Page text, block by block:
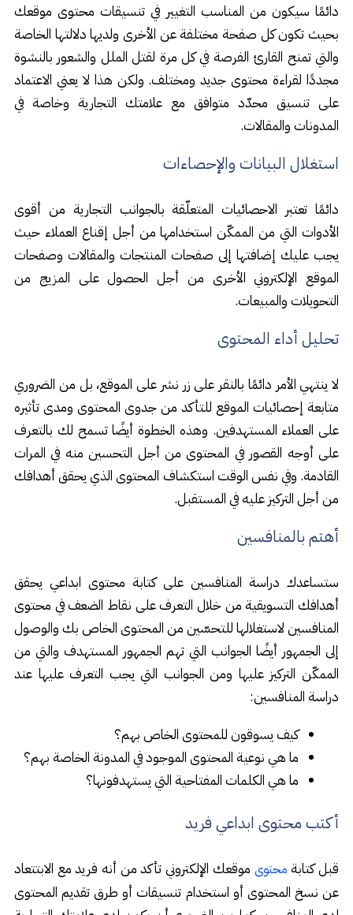
دائمًا سيكون من المناسب التغيير في تنسيقات محتوى موقعك
بحيث تكون كل صفحة مختلفة عن الأخرى ولديها دلالتها الخاصة
والتي تمنح القارئ الفرصة في كل مرة لقتل الملل والشعور بالنشوة
مجددًا لقراءة محتوى جديد ومختلف. ولكن هذا لا يعني الاعتماد
على تنسيق محدّد متوافق مع علامتك التجارية وخاصة في
المدونات والمقالات.
استغلال البيانات والإحصاءات
دائمًا تعتبر الاحصائيات المتعلّقة بالجوانب التجارية من أقوى
الأدوات التي من الممكّن استخدامها من أجل إقناع العملاء حيث
يجب عليك إضافتها إلى صفحات المنتجات والمقالات وصفحات
الموقع الإلكتروني الأخرى من أجل الحصول على المزيج من
التحويلات والمبيعات.
تحليل أداء المحتوى
لا ينتهي الأمر دائمًا بالنقر على زر نشر على الموقع، بل من الضروري
متابعة إحصائيات الموقع للتأكد من جدوى المحتوى ومدى تأثيره
على العملاء المستهدفين. وهذه الخطوة أيضًا تسمح لك بالتعرف
على أوجه القصور في المحتوى من أجل التحسين منه في المرات
القادمة. وفي نفس الوقت استكشاف المحتوى الذي يحقق أهدافك
من أجل التركيز عليه في المستقبل.
أهتم بالمنافسين
ستساعدك دراسة المنافسين على كتابة محتوى ابداعي يحقق
أهدافك التسويقية من خلال التعرف على نقاط الضعف في محتوى
المنافسين لاستغلالها للتحسّين من المحتوى الخاص بك والوصول
إلى الجمهور أيضًا الجوانب التي تهم الجمهور المستهدف والتي من
الممكّن التركيز عليها ومن الجوانب التي يجب التعرف عليها عند
دراسة المنافسين:
كيف يسوقون للمحتوى الخاص بهم؟
ما هي نوعية المحتوى الموجود في المدونة الخاصة بهم؟
ما هي الكلمات المفتاحية التي يستهدفونها؟
أكتب محتوى ابداعي فريد
قبل كتابة محتوىموقعك الإلكتروني تأكد من أنه فريد مع الابتتعاد
عن نسخ المحتوى أو استخدام تنسيقات أو طرق تقديم المحتوى